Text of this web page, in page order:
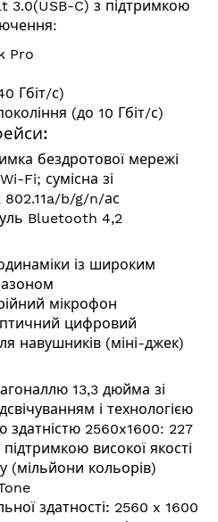
3.0(USB-C) з підтримкою
Pro
Гбіт/с)
(до 10 Гбіт/с)
бездротової мережі
Fi; сумісна зі
802.11a/b/g/n/ас
Bluetooth 4,2
із широким
мікрофон
цифровий
навушників (міні-джек)
13,3 дюйма зі
і технологією
здатністю 2560x1600: 227
високої якості
(мільйони кольорів)
здатності: 2560 x 1600